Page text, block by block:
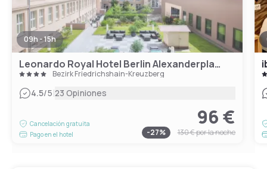
09h - 15h
Leonardo Royal Hotel Berlin Alexanderplatz
Bezirk Friedrichshain-Kreuzberg
4.5/5|23 Opiniones
Cancelación gratuita
Pago en el hotel
96 €
-27% 130 €por la noche